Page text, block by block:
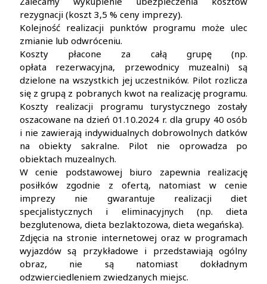
rezygnacji (koszt 3,5 % ceny imprezy).
Kolejność realizacji punktów programu może ulec
zmianie lub odwróceniu.
Koszty płacone za całą grupę (np.
opłata rezerwacyjna, przewodnicy muzealni) są
dzielone na wszystkich jej uczestników. Pilot rozlicza
się z grupą z pobranych kwot na realizację programu.
Koszty realizacji programu turystycznego zostały
oszacowane na dzień 01.10.2024 r. dla grupy 40 osób
i nie zawierają indywidualnych dobrowolnych datków
na obiekty sakralne. Pilot nie oprowadza po
obiektach muzealnych.
W cenie podstawowej biuro zapewnia realizację
posiłków zgodnie z ofertą, natomiast w cenie
imprezy nie gwarantuje realizacji diet
specjalistycznych i eliminacyjnych (np. dieta
bezglutenowa, dieta bezlaktozowa, dieta wegańska).
Zdjęcia na stronie internetowej oraz w programach
wyjazdów są przykładowe i przedstawiają ogólny
obraz, nie są natomiast dokładnym
odzwierciedleniem zwiedzanych miejsc.